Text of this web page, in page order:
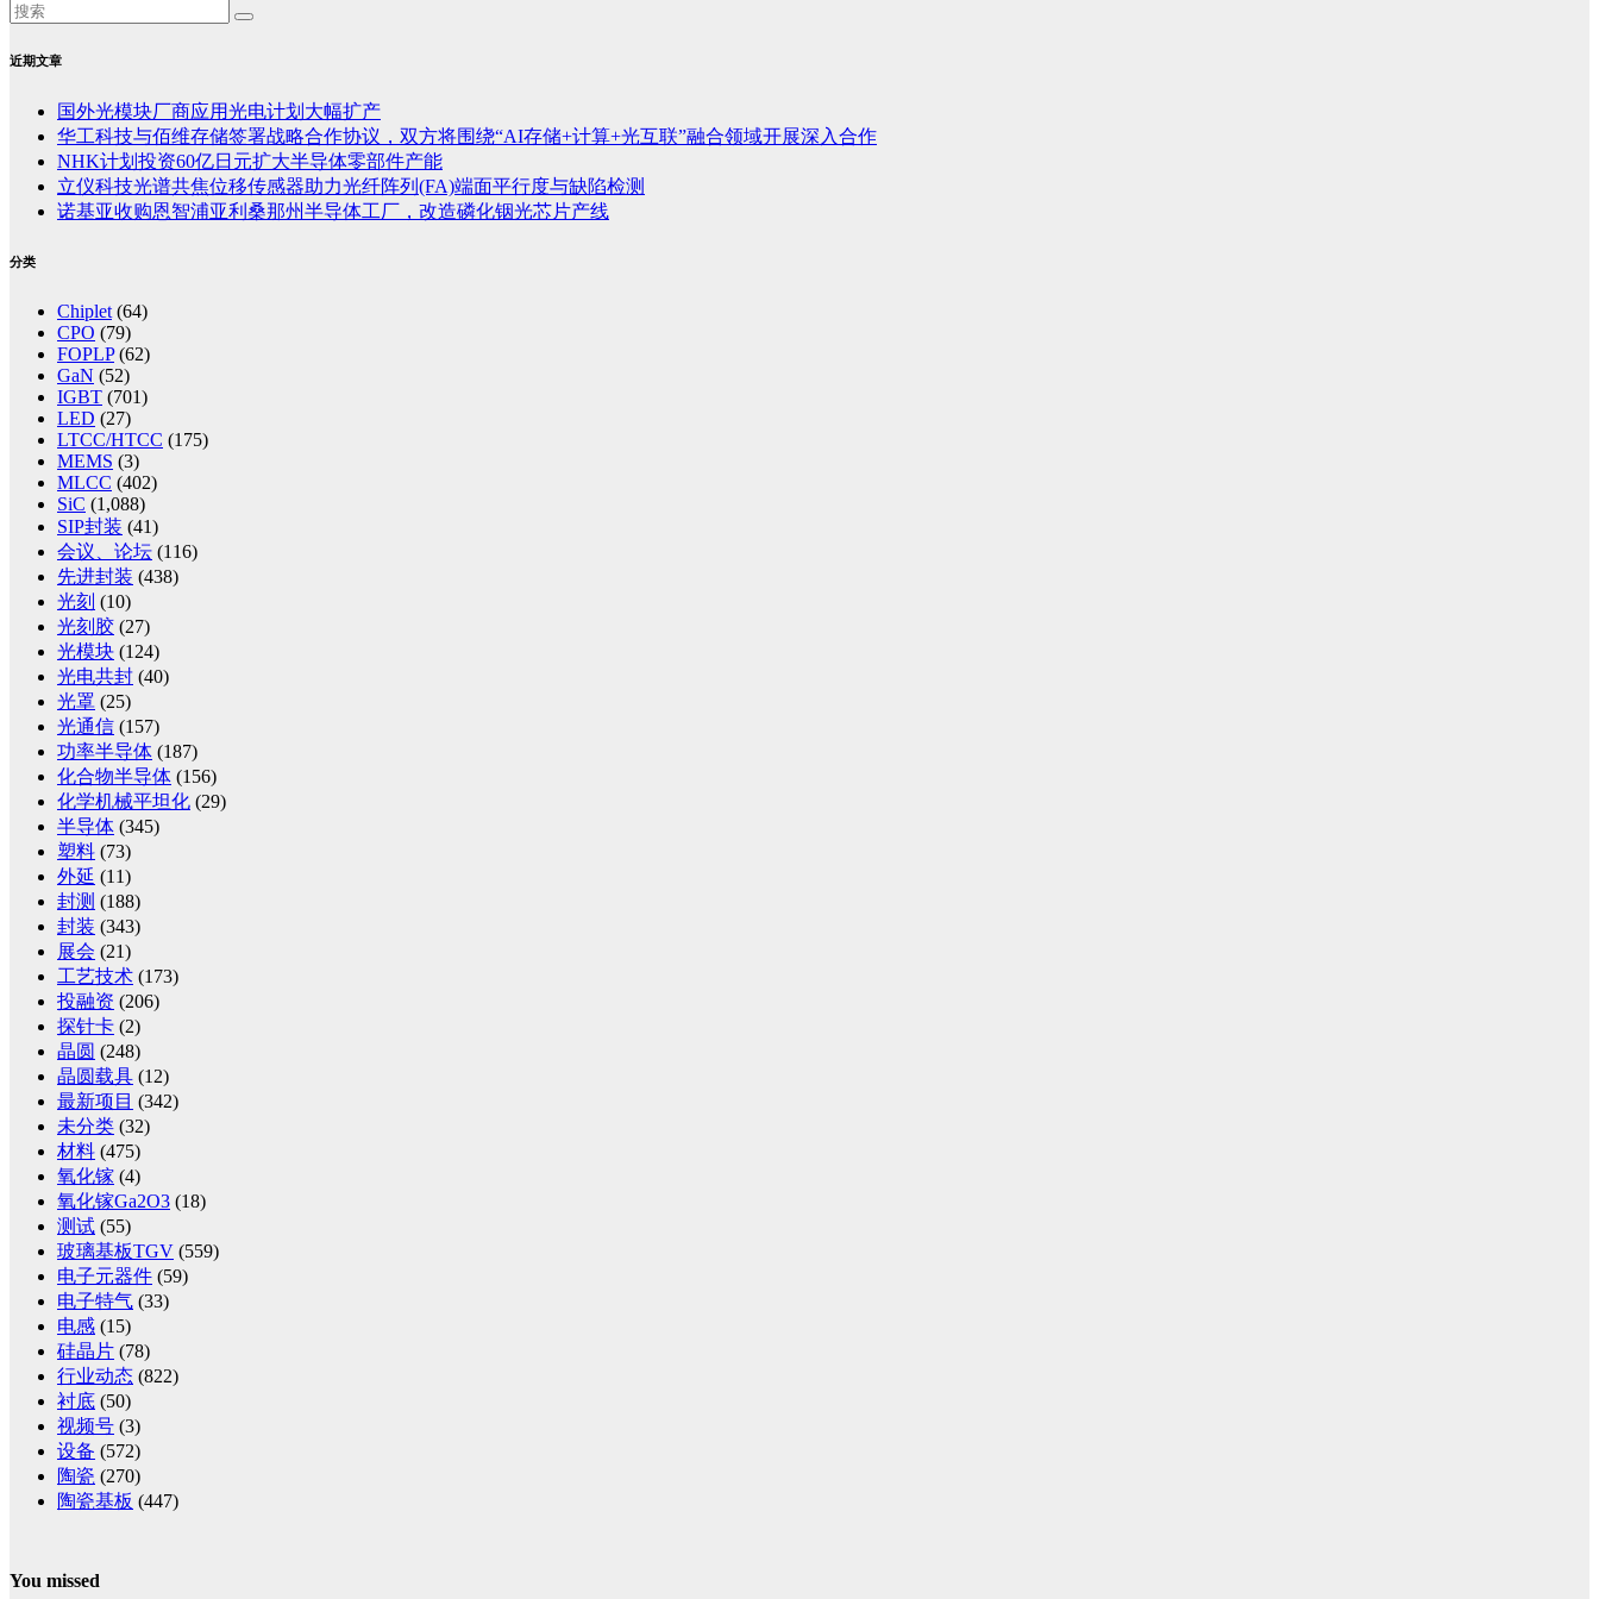
近期文章
国外光模块厂商应用光电计划大幅扩产
华工科技与佰维存储签署战略合作协议，双方将围绕“AI存储+计算+光互联”融合领域开展深入合作
NHK计划投资60亿日元扩大半导体零部件产能
立仪科技光谱共焦位移传感器助力光纤阵列(FA)端面平行度与缺陷检测
诺基亚收购恩智浦亚利桑那州半导体工厂，改造磷化铟光芯片产线
分类
Chiplet (64)
CPO (79)
FOPLP(62)
GaN (52)
IGBT (701)
LED (27)
LTCC/HTCC (175)
MEMS (3)
MLCC (402)
SiC (1,088)
SIP封装 (41)
会议、论坛 (116)
先进封装 (438)
光刻 (10)
光刻胶 (27)
光模块 (124)
光电共封 (40)
光罩 (25)
光通信 (157)
功率半导体 (187)
化合物半导体 (156)
化学机械平坦化 (29)
半导体 (345)
塑料 (73)
外延 (11)
封测 (188)
封装 (343)
展会 (21)
工艺技术 (173)
投融资 (206)
探针卡 (2)
晶圆 (248)
晶圆载具 (12)
最新项目 (342)
未分类 (32)
材料 (475)
氧化镓 (4)
氧化镓Ga2O3 (18)
测试 (55)
玻璃基板TGV (559)
电子元器件 (59)
电子特气 (33)
电感 (15)
硅晶片 (78)
行业动态 (822)
衬底 (50)
视频号 (3)
设备 (572)
陶瓷 (270)
陶瓷基板 (447)
You missed